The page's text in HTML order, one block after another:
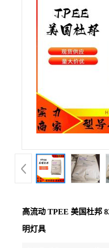
品
展
证
高流动 TPEE 美国杜邦
明灯具